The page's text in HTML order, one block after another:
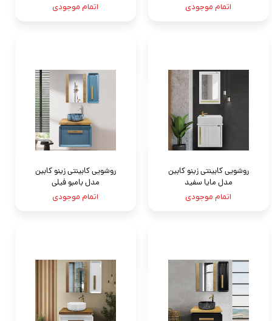
اتمام موجودی اتمام موجودی
روشویی کابینتی زینو کابین
مدل مایا سفید
اتمام موجودی
روشویی کابینتی زینو کابین
مدل بامبو فیلی
اتمام موجودی